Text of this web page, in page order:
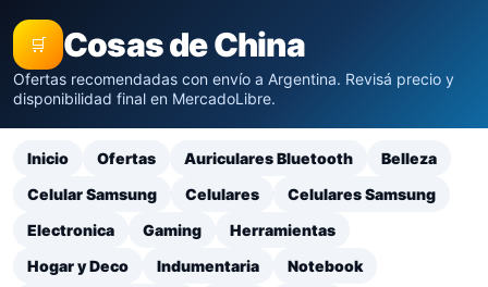
🛒 Cosas de China
Ofertas recomendadas con envío a Argentina. Revisá precio y
disponibilidad final en MercadoLibre.
Inicio Ofertas Auriculares Bluetooth
Belleza
Celular Samsung
Celulares
Celulares Samsung
Electronica
Gaming
Herramientas
Hogar y Deco
Indumentaria
Notebook